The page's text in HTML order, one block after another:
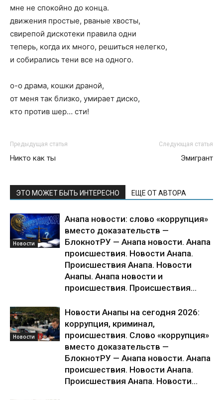
мне не спокойно до конца.
движения простые, рваные хвосты,
свирепой дискотеки правила одни
теперь, когда их много, решиться нелегко,
и собирались тени все на одного.
о-о драма, кошки драной,
от меня так близко, умирает диско,
кто против шер… сти!
Предыдущая статья
Никто как ты
Следующая статья
Эмигрант
ЭТО МОЖЕТ БЫТЬ ИНТЕРЕСНО ЕЩЕ ОТ АВТОРА
Новости
Анапа новости: слово «коррупция»
вместо доказательств —
БлокнотРУ — Анапа новости. Анапа
происшествия. Новости Анапа.
Происшествия Анапа. Новости
Анапы. Анапа новости и
происшествия. Происшествия...
Новости
Новости Анапы на сегодня 2026:
коррупция, криминал,
происшествия. Слово «коррупция»
вместо доказательств —
БлокнотРУ — Анапа новости. Анапа
происшествия. Новости Анапа.
Происшествия Анапа. Новости...